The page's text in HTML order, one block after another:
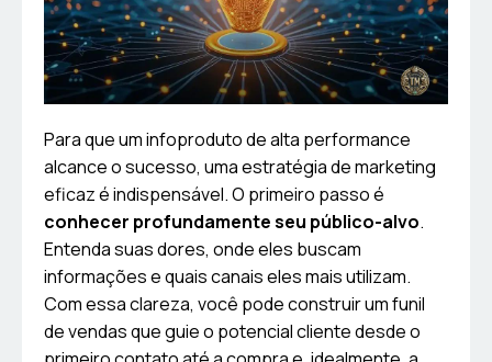
Para que um infoproduto de alta performance
alcance o sucesso, uma estratégia de marketing
eficaz é indispensável. O primeiro passo é
conhecer profundamente seu público-alvo.
Entenda suas dores, onde eles buscam
informações e quais canais eles mais utilizam.
Com essa clareza, você pode construir um funil
de vendas que guie o potencial cliente desde o